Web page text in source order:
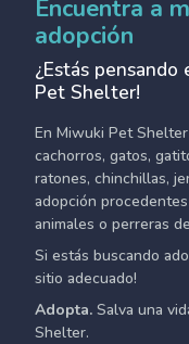
Encuentra a
adopción
¿Estás pensando
Pet Shelter!
En Miwuki Pet
cachorros, gatos,
ratones, chinchillas,
adopción
animales o perreras
Si estás buscando
sitio adecuado!
Adopta. Salva una
Shelter.